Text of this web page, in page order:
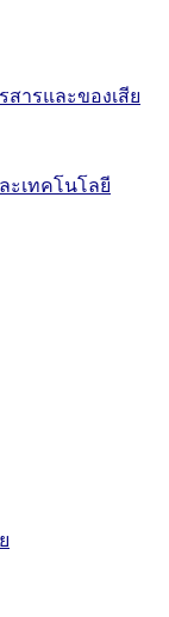
สารและของเสีย
ะเทคโนโลยี